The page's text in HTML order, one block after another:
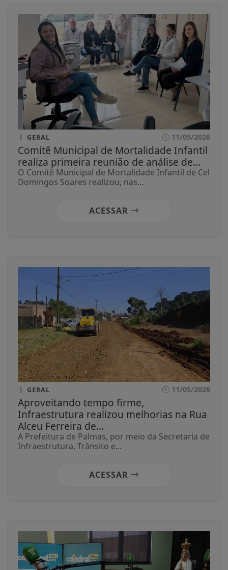
GERAL 11/05/2026
Comitê Municipal de Mortalidade Infantil
realiza primeira reunião de análise de...
O Comitê Municipal de Mortalidade Infantil de Cel
Domingos Soares realizou, nas...
ACESSAR
GERAL 11/05/2026
Aproveitando tempo firme,
Infraestrutura realizou melhorias na Rua
Alceu Ferreira de...
A Prefeitura de Palmas, por meio da Secretaria de
Infraestrutura, Trânsito e...
ACESSAR